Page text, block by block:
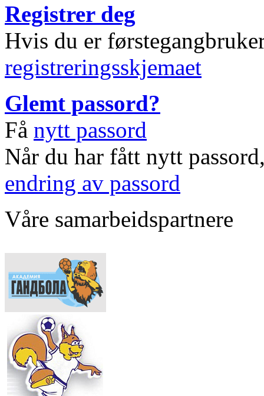
Registrer deg
Hvis du er
registreringsskjemaet
Glemt passord?
Få nytt passord
Når du har fått nytt
endring av passord
Våre samarbeidspartnere